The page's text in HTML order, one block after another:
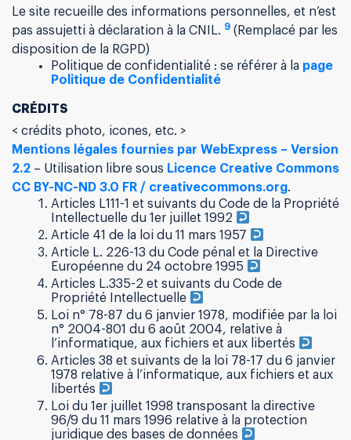
Le site recueille des informations personnelles, et n’est
pas assujetti à déclaration à la CNIL. 9 (Remplacé par les
disposition de la RGPD)
Politique de confidentialité : se référer à la page
Politique de Confidentialité
CRÉDITS
< crédits photo, icones, etc. >
Mentions légales fournies par WebExpress – Version
2.2 – Utilisation libre sous Licence Creative Commons
CC BY-NC-ND 3.0 FR / creativecommons.org.
Articles L111-1 et suivants du Code de la Propriété
Intellectuelle du 1er juillet 1992
Article 41 de la loi du 11 mars 1957
Article L. 226-13 du Code pénal et la Directive
Européenne du 24 octobre 1995
Articles L.335-2 et suivants du Code de
Propriété Intellectuelle
Loi n° 78-87 du 6 janvier 1978, modifiée par la loi
n° 2004-801 du 6 août 2004, relative à
l’informatique, aux fichiers et aux libertés
Articles 38 et suivants de la loi 78-17 du 6 janvier
1978 relative à l’informatique, aux fichiers et aux
libertés
Loi du 1er juillet 1998 transposant la directive
96/9 du 11 mars 1996 relative à la protection
juridique des bases de données